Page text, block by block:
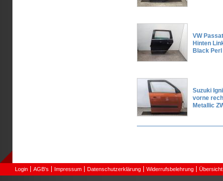
VW
Hinten
Black Perl
Suzuki
vorne
Metallic
Login AGB's Impressum Datenschutzerklärung Widerrufsbelehrung